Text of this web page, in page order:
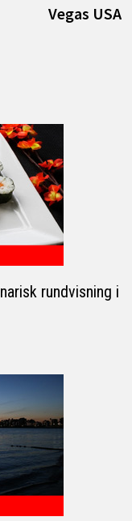
Vegas USA
rundvisning i